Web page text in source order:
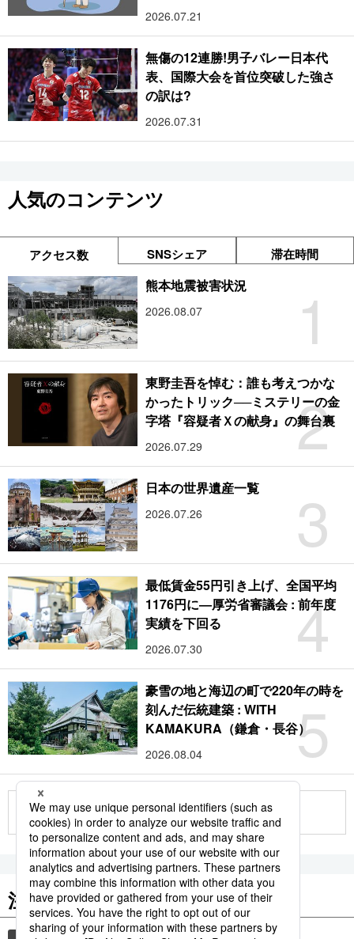
2026.07.21
無傷の12連勝!男子バレー日本代
表、国際大会を首位突破した強さ
の訳は?
2026.07.31
人気のコンテンツ
アクセス数 SNSシェア 滞在時間
1
熊本地震被害状況
2026.08.07
2
東野圭吾を悼む：誰も考えつかな
かったトリック──ミステリーの金
字塔『容疑者Ｘの献身』の舞台裏
2026.07.29
3
日本の世界遺産一覧
2026.07.26
4
最低賃金55円引き上げ、全国平均
1176円に―厚労省審議会 : 前年度
実績を下回る
2026.07.30
5
豪雪の地と海辺の町で220年の時を
刻んだ伝統建築 : WITH
KAMAKURA（鎌倉・長谷）
2026.08.04
もっと見る
注目のキーワード